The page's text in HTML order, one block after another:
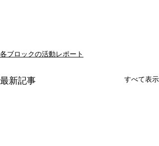
各ブロックの活動レポート
最新記事 すべて表示